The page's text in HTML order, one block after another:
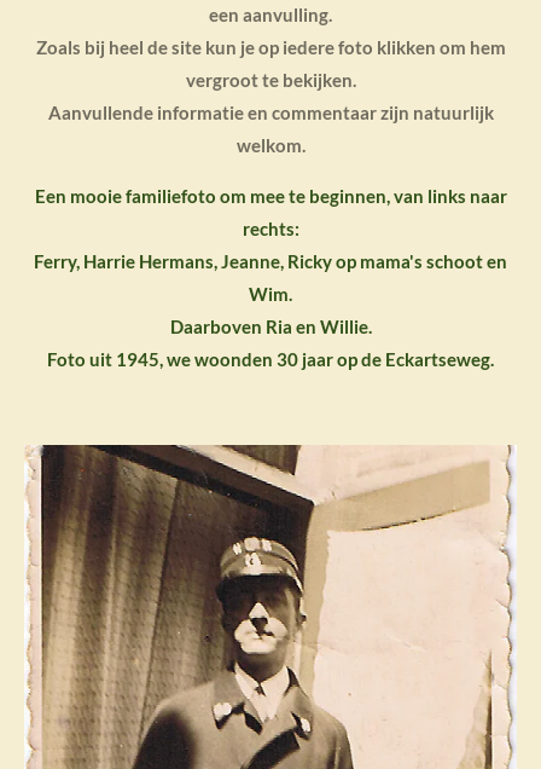
een aanvulling.
Zoals bij heel de site kun je op iedere foto klikken om hem
vergroot te bekijken.
Aanvullende informatie en commentaar zijn natuurlijk
welkom.
Een mooie familiefoto om mee te beginnen, van links naar
rechts:
Ferry, Harrie Hermans, Jeanne, Ricky op mama's schoot en
Wim.
Daarboven Ria en Willie.
Foto uit 1945, we woonden 30 jaar op de Eckartseweg.